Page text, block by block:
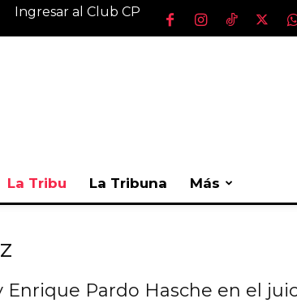
Ingresar al Club CP
La Tribu La Tribuna Más
Pardo Hasche en el